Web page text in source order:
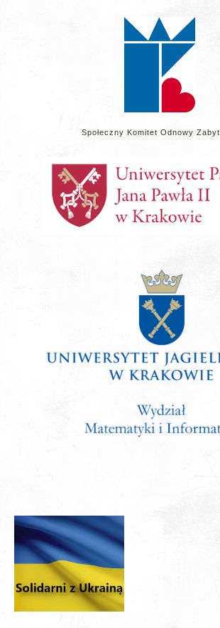
Społeczny Komitet Odnowy